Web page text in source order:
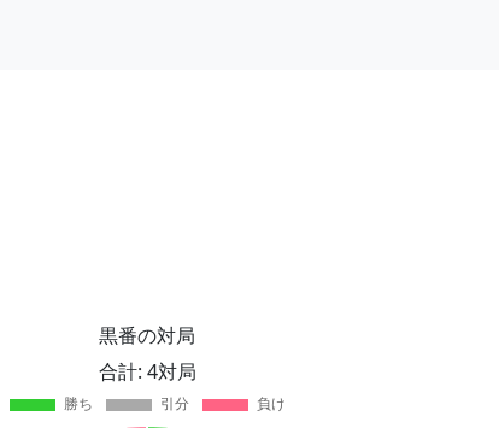
黒番の対局
合計: 4対局